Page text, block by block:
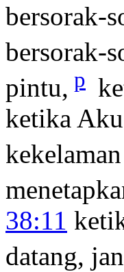
bersorak-
bersorak-
pintu, p
ketika
kekelaman
38:11
datang,